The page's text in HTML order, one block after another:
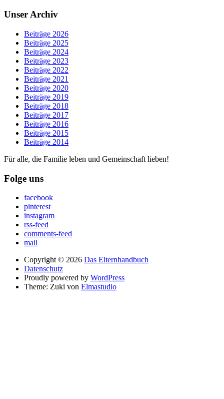
Unser Archiv
Beiträge 2026
Beiträge 2025
Beiträge 2024
Beiträge 2023
Beiträge 2022
Beiträge 2021
Beiträge 2020
Beiträge 2019
Beiträge 2018
Beiträge 2017
Beiträge 2016
Beiträge 2015
Beiträge 2014
Für alle, die Familie leben und Gemeinschaft lieben!
Folge uns
facebook
pinterest
instagram
rss-feed
comments-feed
mail
Copyright © 2026 Das Elternhandbuch
Datenschutz
Proudly powered by WordPress
Theme: Zuki von Elmastudio